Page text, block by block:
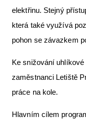
elektřinu. Stejný
která také využívá
pohon se závazkem
Ke snižování
zaměstnanci Letiště
práce na kole.
Hlavním cílem